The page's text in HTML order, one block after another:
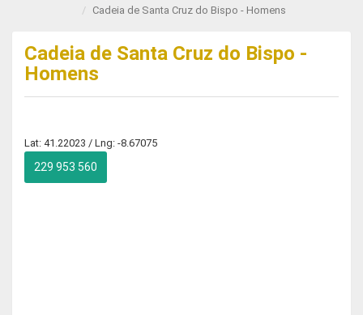
Cadeia de Santa Cruz do Bispo - Homens
Cadeia de Santa Cruz do Bispo -
Homens
Lat: 41.22023 / Lng: -8.67075
229 953 560